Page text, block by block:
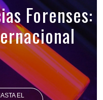
Forenses:
EL